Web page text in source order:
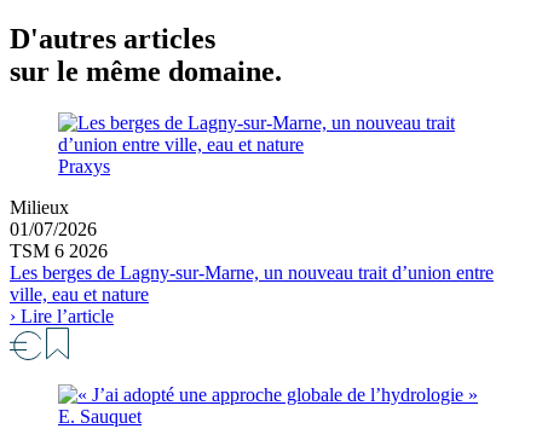
D'autres articles
sur le même domaine.
Praxys
Milieux
01/07/2026
TSM 6 2026
Les berges de Lagny-sur-Marne, un nouveau trait d’union entre
ville, eau et nature
› Lire l’article
E. Sauquet